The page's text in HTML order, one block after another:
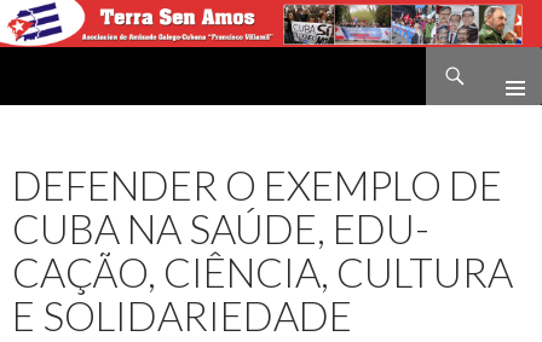
DEFENDER O EXEMPLO DE
CUBA NA SAÚDE, EDU­
CAÇÃO, CI­ÊNCIA, CUL­TURA
E SO­LI­DA­RI­E­DADE